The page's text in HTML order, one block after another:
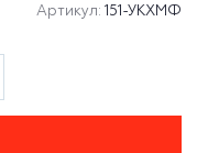
Артикул: 151-УКХМФ